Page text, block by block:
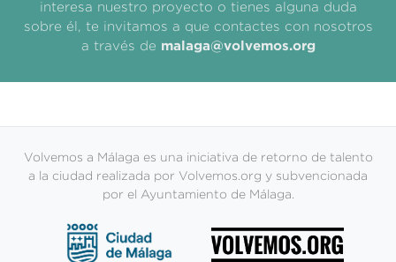
interesa nuestro proyecto o tienes alguna duda
sobre él, te invitamos a que contactes con nosotros
a través de gro.somevlov@agalam
Volvemos a Málaga es una iniciativa de retorno de talento
a la ciudad realizada por Volvemos.org y subvencionada
por el Ayuntamiento de Málaga.